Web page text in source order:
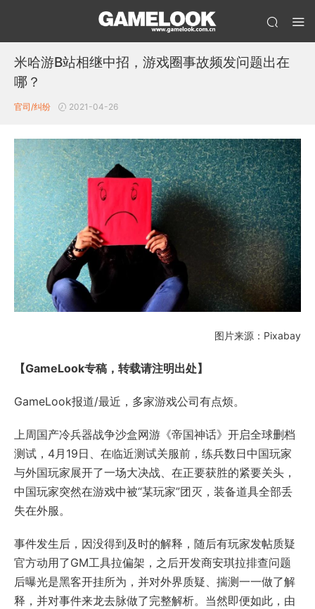
米哈游B站相继中招，游戏圈事故频发问题出在
哪？
官司/纠纷 2021-04-26
图片来源：Pixabay
【GameLook专稿，转载请注明出处】
GameLook报道/最近，多家游戏公司有点烦。
上周国产冷兵器战争沙盒网游《帝国神话》开启全球删档
测试，4月19日、在临近测试关服前，练兵数日中国玩家
与外国玩家展开了一场大决战、在正要获胜的紧要关头，
中国玩家突然在游戏中被“某玩家”团灭，装备道具全部丢
失在外服。
事件发生后，因没得到及时的解释，随后有玩家发帖质疑
官方动用了GM工具拉偏架，之后开发商安琪拉排查问题
后曝光是黑客开挂所为，并对外界质疑、揣测一一做了解
释，并对事件来龙去脉做了完整解析。当然即便如此，由